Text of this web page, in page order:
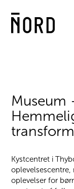
Museum
Kystcentret i
oplevelser for